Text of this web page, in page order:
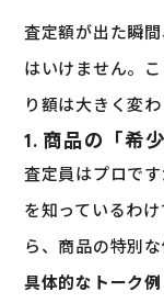
査定額が出た瞬
はいけません。
り額は大きく変わ
1. 商品の「希
査定員はプロで
を知っているわ
ら、商品の特別
具体的なトーク例